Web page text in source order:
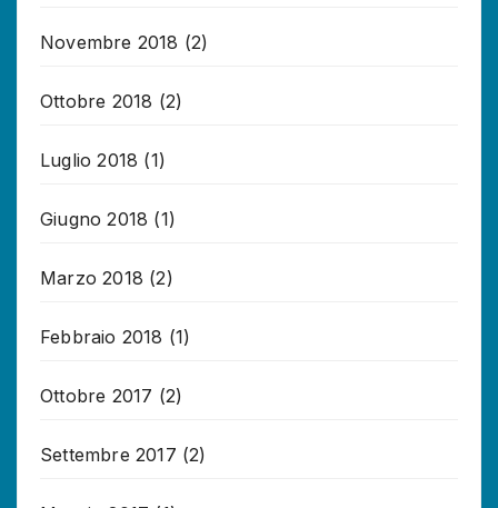
Novembre 2018 (2)
Ottobre 2018 (2)
Luglio 2018 (1)
Giugno 2018 (1)
Marzo 2018 (2)
Febbraio 2018 (1)
Ottobre 2017 (2)
Settembre 2017 (2)